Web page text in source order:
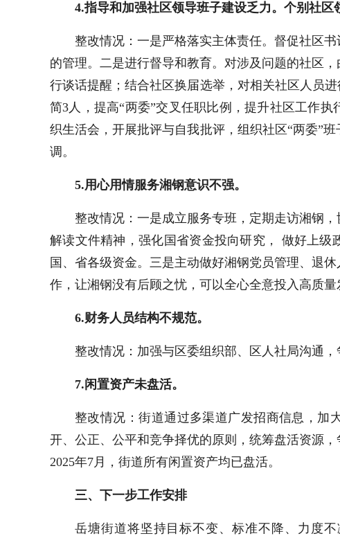
4.指导和加强社区领导班子建设乏力。个别社区
整改情况： 一是严格落实主体责任。督促社区
的管理。二是进行督导和教育。对涉及问题的社区
行谈话提醒；结合社区换届选举，对相关社区人员
简3人，提高“两委”交叉任职比例，提升社区工作执
织生活会，开展批评与自我批评，组织社区“两委”
调。
5.用心用情服务湘钢意识不强。
整改情况：一是成立服务专班，定期走访湘钢
解读文件精神，强化国省资金投向研究， 做好上
国、省各级资金。 三是主动做好湘钢党员管理、退
作，让湘钢没有后顾之忧，可以全心全意投入高质量
6.财务人员结构不规范。
整改情况：加强与区委组织部、区人社局沟通，
7. 闲置资产未盘活。
整改情况：街道通过多渠道广发招商信息，加
开、公正、公平和竞争择优的原则，统筹盘活资源
2025年7月，街道所有闲置资产均已盘活。
三、下一步工作安排
岳塘街道将坚持目标不变、标准不降、力度